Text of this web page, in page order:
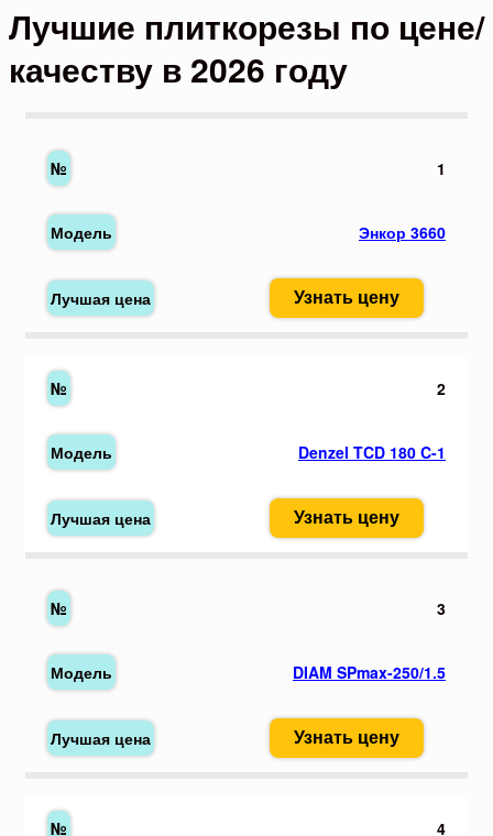
Лучшие плиткорезы по цене/
качеству в 2026 году
1
Энкор 3660
Узнать цену
2
Denzel TCD 180 C-1
Узнать цену
3
DIAM SPmax-250/1.5
Узнать цену
4